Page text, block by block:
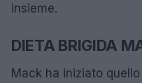
insieme.
DIETA BRIGIDA
Mack ha iniziato